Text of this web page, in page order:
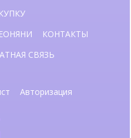
КОНТАКТЫ
СВЯЗЬ
Авторизация